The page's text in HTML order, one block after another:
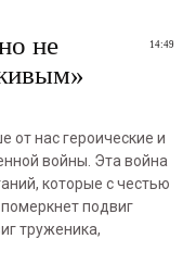
14:49
не
нас героические и
войны. Эта война
которые с честью
подвиг
труженика,